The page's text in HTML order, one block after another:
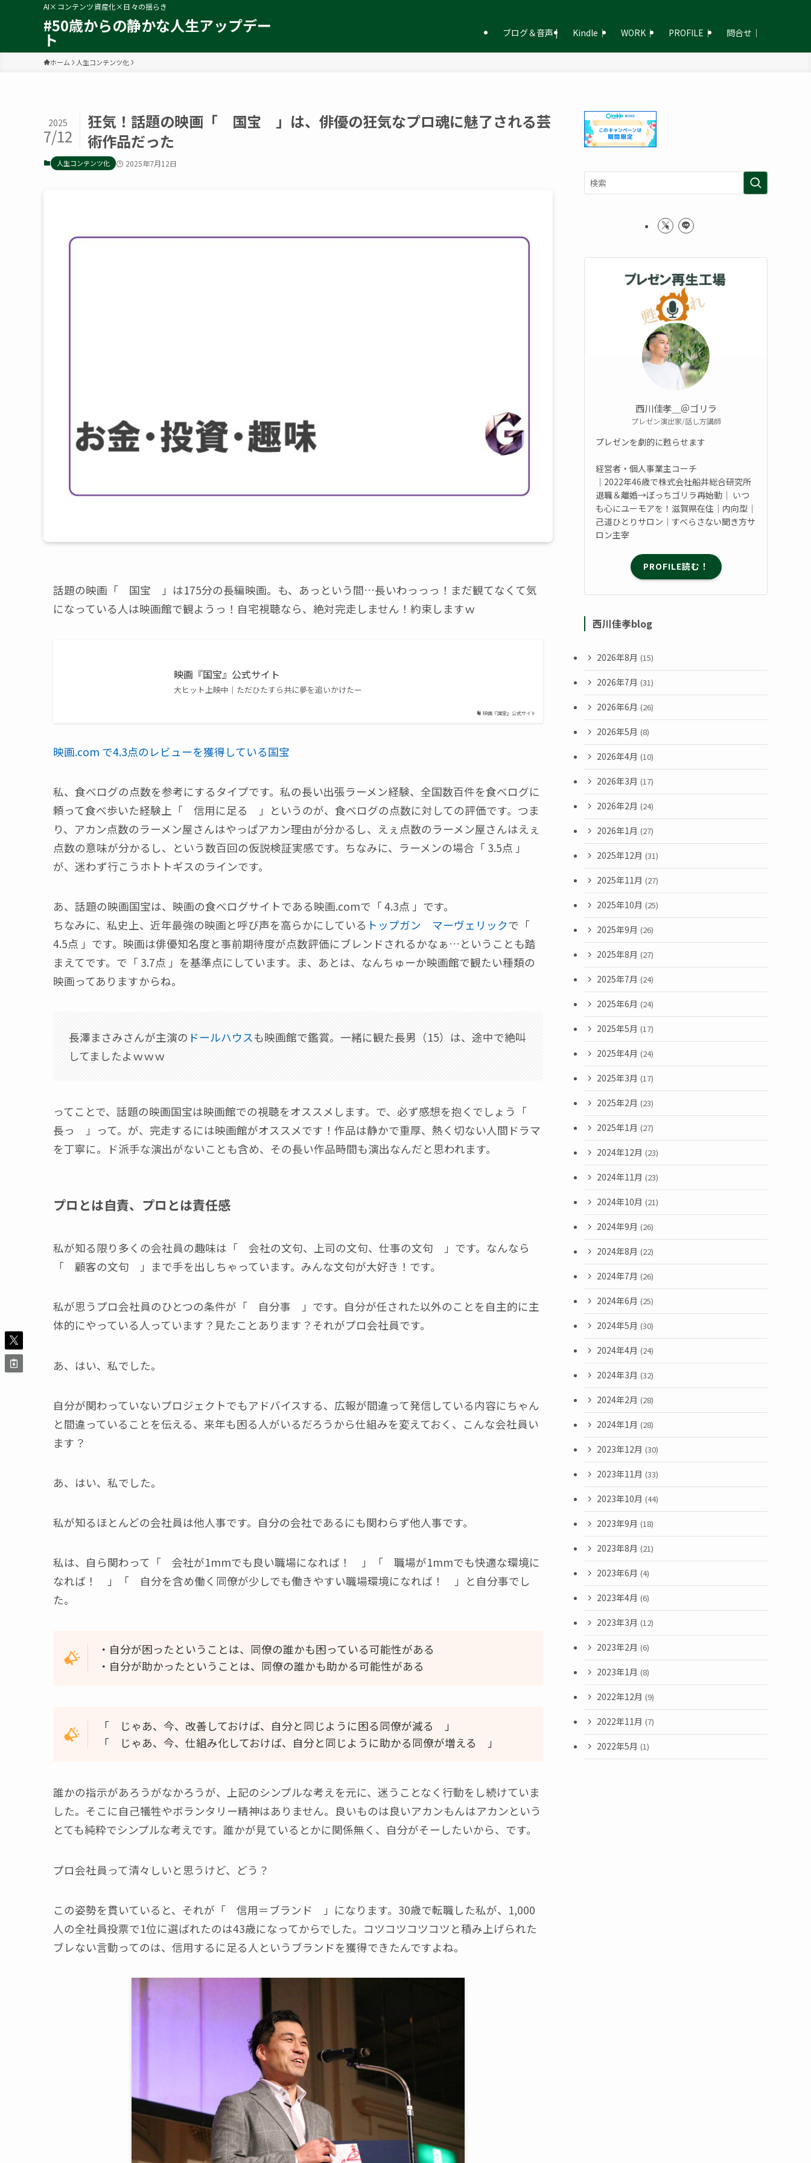
AI×コンテンツ資産化×日々の揺らき
#50歳からの静かな人生アップデー
ト ブログ＆音声 | Kindle｜ WORK｜ PROFILE｜ 問合せ｜
ホーム 人生コンテンツ化
狂気！話題の映画「 国宝 」は、俳優の狂気なプロ魂に魅了される芸
術作品だった
2025
7/12
人生コンテンツ化 2025年7月12日
話題の映画「 国宝 」は175分の長編映画。も、あっという間…長いわっっっ！まだ観てなくて気
になっている人は映画館で観ようっ！自宅視聴なら、絶対完走しません！約束しますｗ
映画『国宝』公式サイト
映画『国宝』公式サイト
大ヒット上映中｜ただひたすら共に夢を追いかけたー
映画.com で4.3点のレビューを獲得している国宝
私、食べログの点数を参考にするタイプです。私の長い出張ラーメン経験、全国数百件を食べログに
頼って食べ歩いた経験上「 信用に足る 」というのが、食べログの点数に対しての評価です。つま
り、アカン点数のラーメン屋さんはやっぱアカン理由が分かるし、えぇ点数のラーメン屋さんはえぇ
点数の意味が分かるし、という数百回の仮説検証実感です。ちなみに、ラーメンの場合「 3.5点 」
が、迷わず行こうホトトギスのラインです。
あ、話題の映画国宝は、映画の食べログサイトである映画.comで「 4.3点 」です。
ちなみに、私史上、近年最強の映画と呼び声を高らかにしている トップガン マーヴェリックで「
4.5点 」です。映画は俳優知名度と事前期待度が点数評価にブレンドされるかなぁ…ということも踏
まえてです。で「 3.7点 」を基準点にしています。ま、あとは、なんちゅーか映画館で観たい種類の
映画ってありますからね。
長澤まさみさんが主演の ドールハウスも映画館で鑑賞。一緒に観た長男（15）は、途中で絶叫
してましたよｗｗｗ
ってことで、話題の映画国宝は映画館での視聴をオススメします。で、必ず感想を抱くでしょう「
長っ 」って。が、完走するには映画館がオススメです！作品は静かで重厚、熱く切ない人間ドラマ
を丁寧に。ド派手な演出がないことも含め、その長い作品時間も演出なんだと思われます。
プロとは自責、プロとは責任感
私が知る限り多くの会社員の趣味は「 会社の文句、上司の文句、仕事の文句 」です。なんなら
「 顧客の文句 」まで手を出しちゃっています。みんな文句が大好き！です。
私が思うプロ会社員のひとつの条件が「 自分事 」です。自分が任された以外のことを自主的に主
体的にやっている人っています？見たことあります？それがプロ会社員です。
あ、はい、私でした。
自分が関わっていないプロジェクトでもアドバイスする、広報が間違って発信している内容にちゃん
と間違っていることを伝える、来年も困る人がいるだろうから仕組みを変えておく、こんな会社員い
ます？
あ、はい、私でした。
私が知るほとんどの会社員は他人事です。自分の会社であるにも関わらず他人事です。
私は、自ら関わって「 会社が1mmでも良い職場になれば！ 」「 職場が1mmでも快適な環境に
なれば！ 」「 自分を含め働く同僚が少しでも働きやすい職場環境になれば！ 」と自分事でし
た。
・自分が困ったということは、同僚の誰かも困っている可能性がある
・自分が助かったということは、同僚の誰かも助かる可能性がある
「 じゃあ、今、改善しておけば、自分と同じように困る同僚が減る 」
「 じゃあ、今、仕組み化しておけば、自分と同じように助かる同僚が増える 」
誰かの指示があろうがなかろうが、上記のシンプルな考えを元に、迷うことなく行動をし続けていま
した。そこに自己犠牲やボランタリー精神はありません。良いものは良いアカンもんはアカンという
とても純粋でシンプルな考えです。誰かが見ているとかに関係無く、自分がそーしたいから、です。
プロ会社員って清々しいと思うけど、どう？
この姿勢を貫いていると、それが「 信用＝ブランド 」になります。30歳で転職した私が、1,000
人の全社員投票で1位に選ばれたのは43歳になってからでした。コツコツコツコツと積み上げられた
ブレない言動ってのは、信用するに足る人というブランドを獲得できたんですよね。
西川佳孝＿＠ゴリラ
プレゼン演出家/話し方講師
プレゼンを劇的に甦らせます
経営者・個人事業主コーチ
｜2022年46歳で株式会社船井総合研究所
退職＆離婚→ぼっちゴリラ再始動｜ いつ
も心にユーモアを！滋賀県在住｜内向型｜
己道ひとりサロン｜すべらさない聞き方サ
ロン主宰
PROFILE読む！
西川佳孝blog
2026年8月 (15)
2026年7月 (31)
2026年6月 (26)
2026年5月 (8)
2026年4月 (10)
2026年3月 (17)
2026年2月 (24)
2026年1月 (27)
2025年12月 (31)
2025年11月 (27)
2025年10月 (25)
2025年9月 (26)
2025年8月 (27)
2025年7月 (24)
2025年6月 (24)
2025年5月 (17)
2025年4月 (24)
2025年3月 (17)
2025年2月 (23)
2025年1月 (27)
2024年12月 (23)
2024年11月 (23)
2024年10月 (21)
2024年9月 (26)
2024年8月 (22)
2024年7月 (26)
2024年6月 (25)
2024年5月 (30)
2024年4月 (24)
2024年3月 (32)
2024年2月 (28)
2024年1月 (28)
2023年12月 (30)
2023年11月 (33)
2023年10月 (44)
2023年9月 (18)
2023年8月 (21)
2023年6月 (4)
2023年4月 (6)
2023年3月 (12)
2023年2月 (6)
2023年1月 (8)
2022年12月 (9)
2022年11月 (7)
2022年5月 (1)